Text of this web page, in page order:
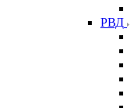
РВД